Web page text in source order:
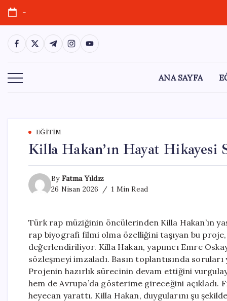
Skip
content
-
https://www.facebook.com/
https://twitter.com/
https://t.me/
https://www.instagram.com/
https://youtube.com/
ANA SAYFA
EĞITIM
Killa Hakan’ın Hayat Hikayesi
By Fatma Yıldız
26 Nisan 2026
1 Min Read
Türk rap müziğinin öncülerinden Killa Hakan’ın
rap biyografi filmi olma özelliğini taşıyan bu
değerlendiriliyor. Killa Hakan, yapımcı Emre
sözleşmeyi imzaladı. Basın toplantısında
Projenin hazırlık sürecinin devam ettiğini
hem de Avrupa’da gösterime gireceğini
heyecan yarattı. Killa Hakan, duygularını şu